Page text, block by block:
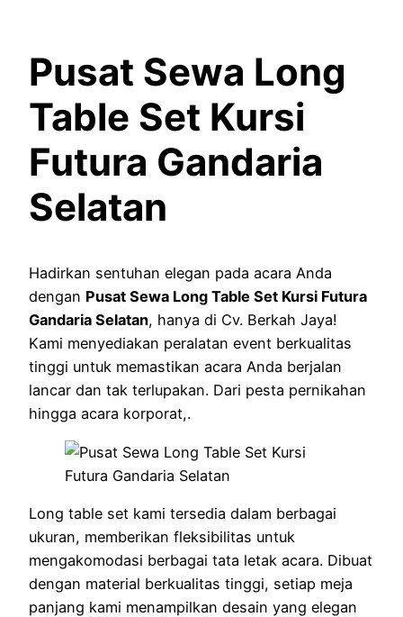
Pusat Sewa Long
Table Set Kursi
Futura Gandaria
Selatan
Hadirkan sentuhan elegan pada acara Anda
dengan Pusat Sewa Long Table Set Kursi Futura
Gandaria Selatan, hanya di Cv. Berkah Jaya!
Kami menyediakan peralatan event berkualitas
tinggi untuk memastikan acara Anda berjalan
lancar dan tak terlupakan. Dari pesta pernikahan
hingga acara korporat,.
Long table set kami tersedia dalam berbagai
ukuran, memberikan fleksibilitas untuk
mengakomodasi berbagai tata letak acara. Dibuat
dengan material berkualitas tinggi, setiap meja
panjang kami menampilkan desain yang elegan